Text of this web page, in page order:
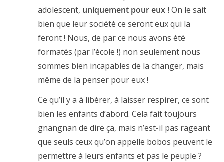
adolescent, uniquement pour eux !On le sait
bien que leur société ce seront eux qui la
feront ! Nous, de par ce nous avons été
formatés (par l’école !) non seulement nous
sommes bien incapables de la changer, mais
même de la penser pour eux !
Ce qu’il y a à libérer, à laisser respirer, ce sont
bien les enfants d’abord. Cela fait toujours
gnangnan de dire ça, mais n’est-il pas rageant
que seuls ceux qu’on appelle bobos peuvent le
permettre à leurs enfants et pas le peuple ?